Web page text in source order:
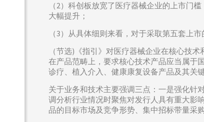
（2）科创板放宽了医疗器械企业的上市门
大幅提升；
（3）从具体细则来看，对于采取第五套上
（节选)《指引》对医疗器械企业在核心技
在产品范畴上，要求核心技术产品应当属于
诊疗、植入介入、健康康复设备产品及其关
关于业务和技术主要强调三点：一是强化针
调分析行业情况时聚焦对发行人具有重大影
品的目标市场及竞争形势、集中招标带量采